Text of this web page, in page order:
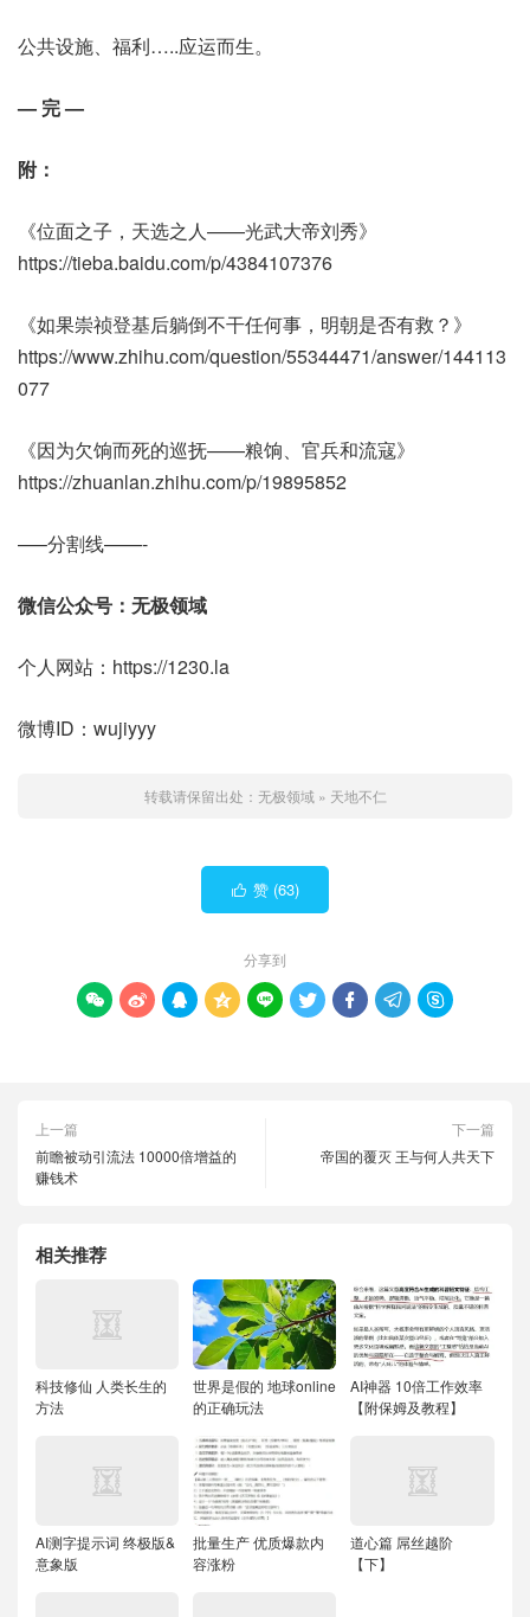
公共设施、福利…..应运而生。
— 完 —
附：
《位面之子，天选之人——光武大帝刘秀》
https://tieba.baidu.com/p/4384107376
《如果崇祯登基后躺倒不干任何事，明朝是否有救？》
https://www.zhihu.com/question/55344471/answer/144113
077
《因为欠饷而死的巡抚——粮饷、官兵和流寇》
https://zhuanlan.zhihu.com/p/19895852
—–分割线——-
微信公众号：无极领域
个人网站：https://1230.la
微博ID：wujiyyy
转载请保留出处： 无极领域» 天地不仁
 赞 (63)
分享到
        
上一篇
前瞻被动引流法 10000倍增益的
赚钱术
下一篇
帝国的覆灭 王与何人共天下
相关推荐
科技修仙 人类长生的
方法
世界是假的 地球online
的正确玩法
AI神器 10倍工作效率
【附保姆及教程】
AI测字提示词 终极版&
意象版
批量生产 优质爆款内
容涨粉
道心篇 屌丝越阶
【下】